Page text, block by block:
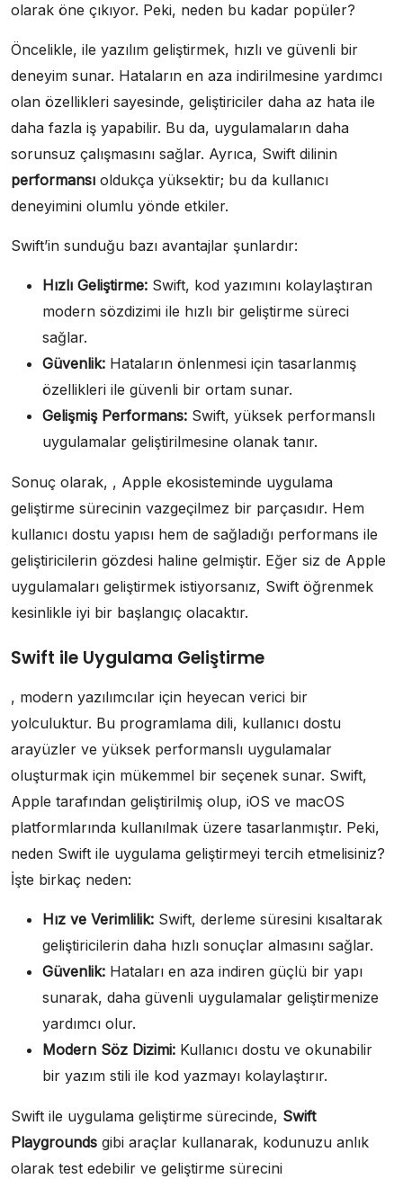
olarak öne çıkıyor. Peki, neden bu kadar popüler?
Öncelikle, ile yazılım geliştirmek, hızlı ve güvenli bir
deneyim sunar. Hataların en aza indirilmesine yardımcı
olan özellikleri sayesinde, geliştiriciler daha az hata ile
daha fazla iş yapabilir. Bu da, uygulamaların daha
sorunsuz çalışmasını sağlar. Ayrıca, Swift dilinin
performansı oldukça yüksektir; bu da kullanıcı
deneyimini olumlu yönde etkiler.
Swift’in sunduğu bazı avantajlar şunlardır:
Hızlı Geliştirme: Swift, kod yazımını kolaylaştıran
modern sözdizimi ile hızlı bir geliştirme süreci
sağlar.
Güvenlik: Hataların önlenmesi için tasarlanmış
özellikleri ile güvenli bir ortam sunar.
Gelişmiş Performans: Swift, yüksek performanslı
uygulamalar geliştirilmesine olanak tanır.
Sonuç olarak, , Apple ekosisteminde uygulama
geliştirme sürecinin vazgeçilmez bir parçasıdır. Hem
kullanıcı dostu yapısı hem de sağladığı performans ile
geliştiricilerin gözdesi haline gelmiştir. Eğer siz de Apple
uygulamaları geliştirmek istiyorsanız, Swift öğrenmek
kesinlikle iyi bir başlangıç olacaktır.
Swift ile Uygulama Geliştirme
, modern yazılımcılar için heyecan verici bir
yolculuktur. Bu programlama dili, kullanıcı dostu
arayüzler ve yüksek performanslı uygulamalar
oluşturmak için mükemmel bir seçenek sunar. Swift,
Apple tarafından geliştirilmiş olup, iOS ve macOS
platformlarında kullanılmak üzere tasarlanmıştır. Peki,
neden Swift ile uygulama geliştirmeyi tercih etmelisiniz?
İşte birkaç neden:
Hız ve Verimlilik: Swift, derleme süresini kısaltarak
geliştiricilerin daha hızlı sonuçlar almasını sağlar.
Güvenlik: Hataları en aza indiren güçlü bir yapı
sunarak, daha güvenli uygulamalar geliştirmenize
yardımcı olur.
Modern Söz Dizimi: Kullanıcı dostu ve okunabilir
bir yazım stili ile kod yazmayı kolaylaştırır.
Swift ile uygulama geliştirme sürecinde, Swift
Playgrounds gibi araçlar kullanarak, kodunuzu anlık
olarak test edebilir ve geliştirme sürecini